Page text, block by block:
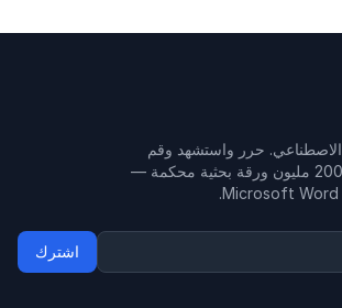
الاصطناعي. حرر واستشهد وقم
بالصياغة مع أكثر من 200 مليون ورقة بحثية محكمة —
اشترك